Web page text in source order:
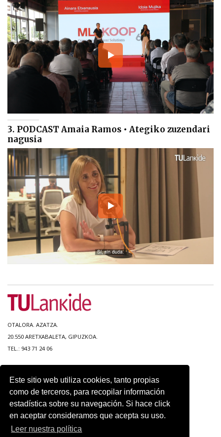
Este sitio web utiliza cookies, tanto propias
como de terceros, para recopilar información
estadística sobre su navegación. Si hace click
en aceptar consideramos que acepta su uso.
Leer nuestra política
3. PODCAST Amaia Ramos • Ategiko zuzendari
nagusia
OTALORA. AZATZA.
20.550 ARETXABALETA, GIPUZKOA.
TEL.: 943 71 24 06
ACCESIBILIDAD
CONTACTO
AVISO LEGAL
POLITICA DE PRIVACIDAD
USO DE COOKIES